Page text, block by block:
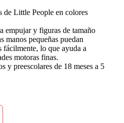
Little People en colores
empujar y figuras de tamaño
manos pequeñas puedan
fácilmente, lo que ayuda a
motoras finas.
y preescolares de 18 meses a 5